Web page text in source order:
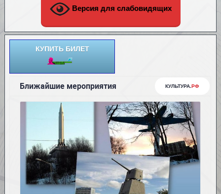
Версия для слабовидящих
КУПИТЬ БИЛЕТ